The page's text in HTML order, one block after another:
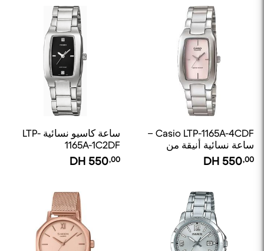
Casio LTP-1165A-4CDF –
ساعة نسائية أنيقة من
الستانلس ستيل
550,00
ساعة كاسيو نسائية LTP-
1165A-1C2DF
550,00